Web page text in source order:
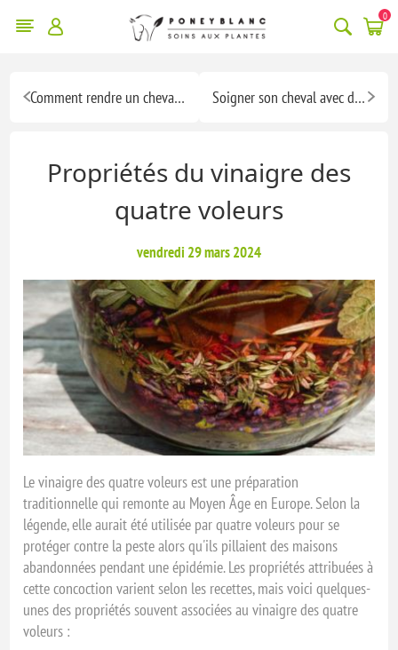
0
Comment rendre un cheval heureux Soigner son cheval avec du miel de thym
Propriétés du vinaigre des
quatre voleurs
vendredi 29 mars 2024
Le vinaigre des quatre voleurs est une préparation
traditionnelle qui remonte au Moyen Âge en Europe. Selon la
légende, elle aurait été utilisée par quatre voleurs pour se
protéger contre la peste alors qu'ils pillaient des maisons
abandonnées pendant une épidémie. Les propriétés attribuées à
cette concoction varient selon les recettes, mais voici quelques-
unes des propriétés souvent associées au vinaigre des quatre
voleurs :